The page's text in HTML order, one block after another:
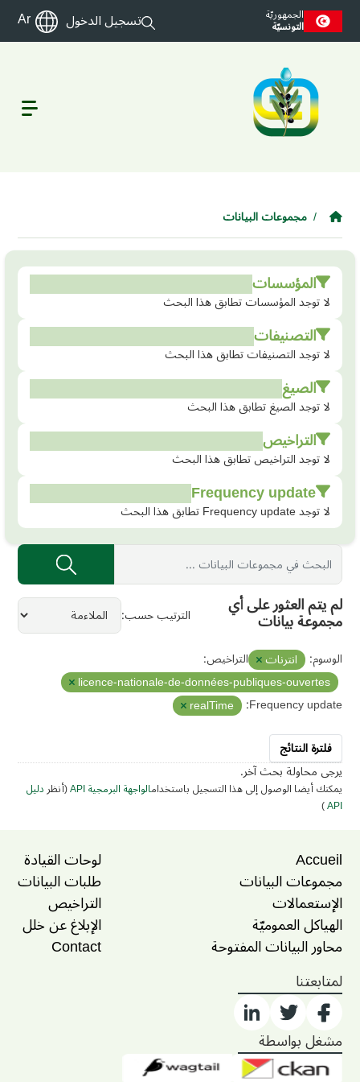
Skip to main content
الجمهوريّة
التونسيّة تسجيل الدخول Ar
مجموعات البيانات
المؤسسات
لا توجد المؤسسات تطابق هذا البحث
التصنيفات
لا توجد التصنيفات تطابق هذا البحث
الصيغ
لا توجد الصيغ تطابق هذا البحث
التراخيص
لا توجد التراخيص تطابق هذا البحث
Frequency update
لا توجد Frequency update تطابق هذا البحث
الترتيب حسب لم يتم العثور على أي
مجموعة بيانات
الوسوم: انترنات
التراخيص:
licence-nationale-de-données-publiques-ouvertes
Frequency update:
realTime
فلترة النتائج
يرجى محاولة بحث آخر.
يمكنك أيضا الوصول إلى هذا التسجيل باستخدامالواجهة البرمجية API (أنظردليل
API
)
Accueil
مجموعات البيانات
الإستعمالات
الهياكل العموميّة
محاور البيانات المفتوحة
لوحات القيادة
طلبات البيانات
التراخيص
الإبلاغ عن خلل
Contact
لمتابعتنا
مشغل بواسطة